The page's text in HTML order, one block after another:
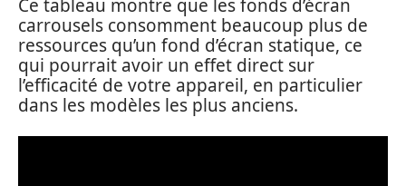
Ce tableau montre que les fonds d’écran
carrousels consomment beaucoup plus de
ressources qu’un fond d’écran statique, ce
qui pourrait avoir un effet direct sur
l’efficacité de votre appareil, en particulier
dans les modèles les plus anciens.